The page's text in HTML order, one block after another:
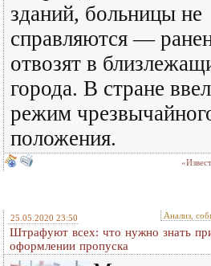
зданий, больницы не
справляются —
отвозят в
города. В стране
режим
положения.
25.05.2020 23:50 Анализ,
Штрафуют всех: что нужно знать
оформлении пропуска